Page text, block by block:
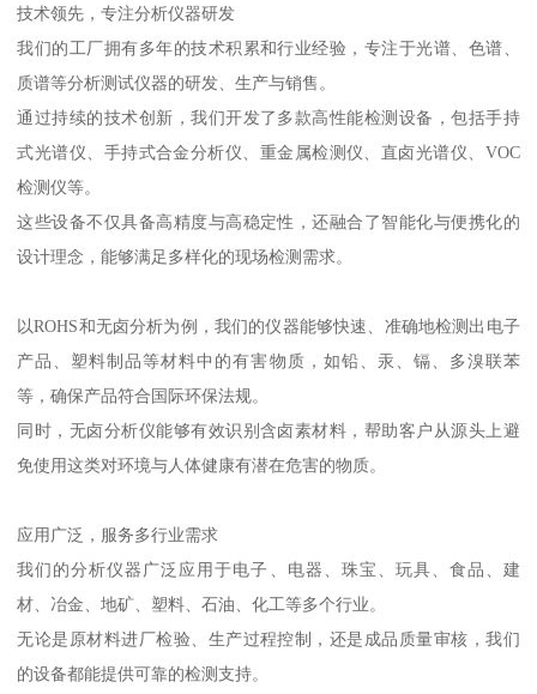
技术领先，专注分析仪器研发
我们的工厂拥有多年的技术积累和行业经验，专注于光谱、色谱、
质谱等分析测试仪器的研发、生产与销售。
通过持续的技术创新，我们开发了多款高性能检测设备，包括手持
式光谱仪、手持式合金分析仪、重金属检测仪、直卤光谱仪、VOC
检测仪等。
这些设备不仅具备高精度与高稳定性，还融合了智能化与便携化的
设计理念，能够满足多样化的现场检测需求。
以ROHS和无卤分析为例，我们的仪器能够快速、准确地检测出电子
产品、塑料制品等材料中的有害物质，如铅、汞、镉、多溴联苯
等，确保产品符合国际环保法规。
同时，无卤分析仪能够有效识别含卤素材料，帮助客户从源头上避
免使用这类对环境与人体健康有潜在危害的物质。
应用广泛，服务多行业需求
我们的分析仪器广泛应用于电子、电器、珠宝、玩具、食品、建
材、冶金、地矿、塑料、石油、化工等多个行业。
无论是原材料进厂检验、生产过程控制，还是成品质量审核，我们
的设备都能提供可靠的检测支持。